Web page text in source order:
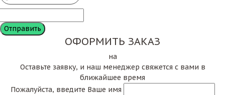
ОФОРМИТЬ ЗАКАЗ
на
Оставьте заявку, и наш менеджер свяжется с вами в
ближайшее время
Пожалуйста, введите Ваше имя